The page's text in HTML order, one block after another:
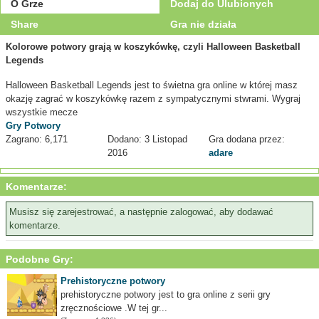
O Grze
Dodaj do Ulubionych
Share
Gra nie działa
Kolorowe potwory grają w koszykówkę, czyli Halloween Basketball
Legends
Halloween Basketball Legends jest to świetna gra online w której masz
okazję zagrać w koszykówkę razem z sympatycznymi stwrami. Wygraj
wszystkie mecze
Gry Potwory
Zagrano: 6,171
Dodano: 3 Listopad
2016
Gra dodana przez:
adare
Komentarze:
Musisz się zarejestrować, a następnie zalogować, aby dodawać
komentarze.
Podobne Gry:
Prehistoryczne potwory
prehistoryczne potwory jest to gra online z serii gry
zręcznościowe .W tej gr...